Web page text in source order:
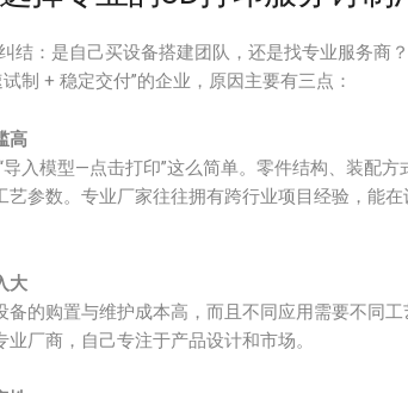
结：是自己买设备搭建团队，还是找专业服务商
制 + 稳定交付”的企业，原因主要有三点：
高
导入模型—点击打印”这么简单。零件结构、装配
艺参数。专业厂家往往拥有跨行业项目经验，能在
大
备的购置与维护成本高，而且不同应用需要不同
业厂商，自己专注于产品设计和市场。